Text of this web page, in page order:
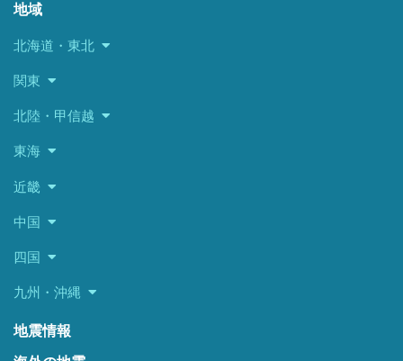
地域
北海道・東北
関東
北陸・甲信越
東海
近畿
中国
四国
九州・沖縄
地震情報